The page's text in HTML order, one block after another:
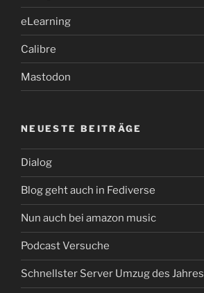
eLearning
Calibre
Mastodon
NEUESTE BEITRÄGE
Dialog
Blog geht auch in Fediverse
Nun auch bei amazon music
Podcast Versuche
Schnellster Server Umzug des Jahres